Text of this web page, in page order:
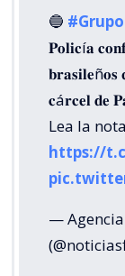
🔵
𝐏𝐨𝐥𝐢𝐜í𝐚
𝐜á𝐫𝐜𝐞𝐥 𝐝𝐞
Lea la
https://
—